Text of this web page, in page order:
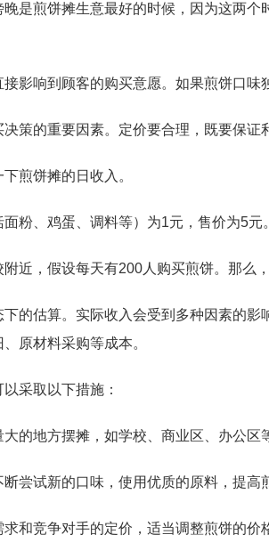
是煎饼摊生意最好的时候，因为这两
影响到顾客的购买意愿。如果煎饼口味
策的重要因素。定价要合理，既要保证
煎饼摊的日收入。
粉、鸡蛋、调料等）为1元，售价为5元
近，假设每天有200人购买煎饼。那么
的估算。实际收入会受到多种因素的
原材料采购等成本。
采取以下措施：
的地方摆摊，如学校、商业区、办公区
尝试新的口味，使用优质的原料，提高
和竞争对手的定价，适当调整煎饼的价